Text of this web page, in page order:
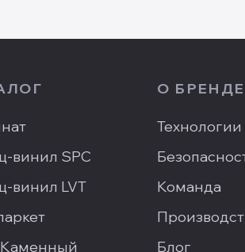
винил SPC
винил LVT
Каменный
О БРЕНДЕ
Технологии
Команда
Блог